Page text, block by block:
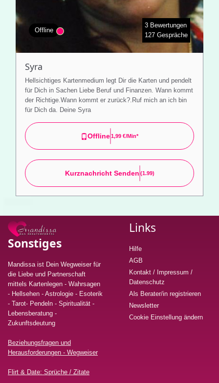
Offline
3 Bewertungen
127 Gespräche
Syra
Hellsichtiges Kartenmedium legt Dir die Karten und pendelt
für Dich in Sachen Liebe Beruf und Finanzen. Wann kommt
der Richtige.Wann kommt er zurück?.Ruf mich an ich bin
für Dich da. Deine Syra
Offline1,99 €/min*
Kurznachricht Senden (1.99)
Sonstiges
Mandissa ist Dein Wegweiser für
die Liebe und Partnerschaft
mittels Kartenlegen - Wahrsagen
- Hellsehen - Astrologie - Esoterik
- Tarot- Pendeln - Spiritualität -
Lebensberatung -
Zukunftsdeutung
Beziehungsfragen und
Herausforderungen - Wegweiser
Flirt & Date: Sprüche / Zitate
Links
Hilfe
AGB
Kontakt / Impressum /
Datenschutz
Als Berater/in registrieren
Newsletter
Cookie Einstellung ändern